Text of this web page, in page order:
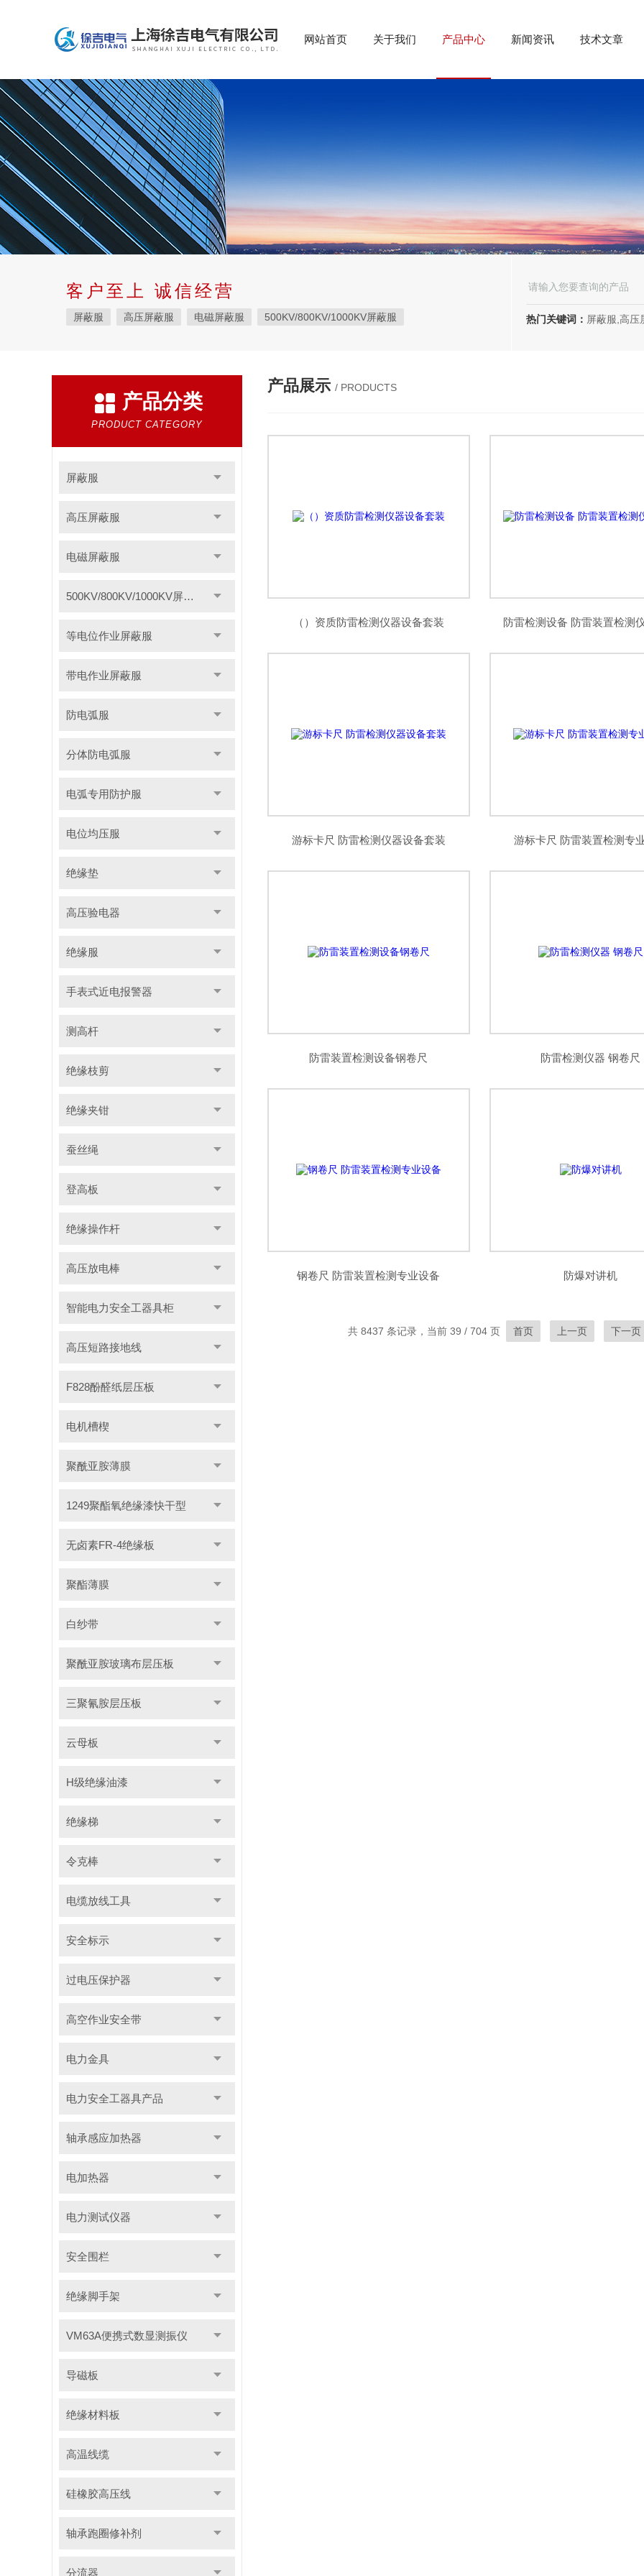
网站首页 关于我们 产品中心 新闻资讯 技术文章
客户至上 诚信经营
屏蔽服 高压屏蔽服 电磁屏蔽服 500KV/800KV/1000KV屏蔽服
绝缘枝剪 绝缘夹钳 蚕丝绳 登高板 绝缘操作杆
智能电力安全工器具柜 高压短路接地线
聚酰亚胺薄膜 1249聚酯氧绝缘漆快干型
聚酰亚胺玻璃布层压板 三聚氰胺层压板
绝缘脚手架 VM63A便携式数显测振仪
热门关键词： 屏蔽服,高压屏蔽服,
产品分类
PRODUCT CATEGORY
屏蔽服
高压屏蔽服
电磁屏蔽服
500KV/800KV/1000KV屏蔽服
等电位作业屏蔽服
带电作业屏蔽服
防电弧服
分体防电弧服
电弧专用防护服
电位均压服
绝缘垫
高压验电器
绝缘服
手表式近电报警器
测高杆
绝缘枝剪
绝缘夹钳
蚕丝绳
登高板
绝缘操作杆
高压放电棒
智能电力安全工器具柜
高压短路接地线
F828酚醛纸层压板
电机槽楔
聚酰亚胺薄膜
1249聚酯氧绝缘漆快干型
无卤素FR-4绝缘板
聚酯薄膜
白纱带
聚酰亚胺玻璃布层压板
三聚氰胺层压板
云母板
H级绝缘油漆
绝缘梯
令克棒
电缆放线工具
安全标示
过电压保护器
高空作业安全带
电力金具
电力安全工器具产品
轴承感应加热器
电加热器
电力测试仪器
安全围栏
绝缘脚手架
VM63A便携式数显测振仪
导磁板
绝缘材料板
高温线缆
硅橡胶高压线
轴承跑圈修补剂
分流器
产品展示 / PRODUCTS
（）资质防雷检测仪器设备套装 防雷检测设备 防雷装置检测
游标卡尺 防雷检测仪器设备套装 游标卡尺 防雷装置检测专
防雷装置检测设备钢卷尺 防雷检测仪器 钢卷尺
钢卷尺 防雷装置检测专业设备 防爆对讲机
共 8437 条记录，当前 39 / 704 页 首页 上一页 下一页